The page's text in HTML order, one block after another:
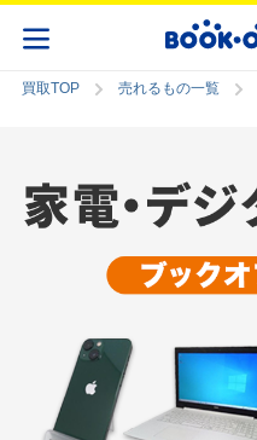
買取TOP 売れるもの一覧